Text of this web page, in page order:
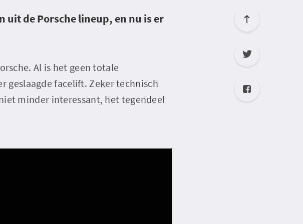
uit de Porsche lineup, en nu is er
Al is het geen totale
geslaagde facelift. Zeker technisch
minder interessant, het tegendeel